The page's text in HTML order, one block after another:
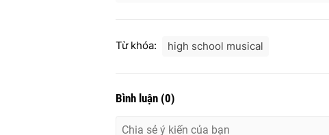
Từ khóa: high school musical
Bình luận (0)